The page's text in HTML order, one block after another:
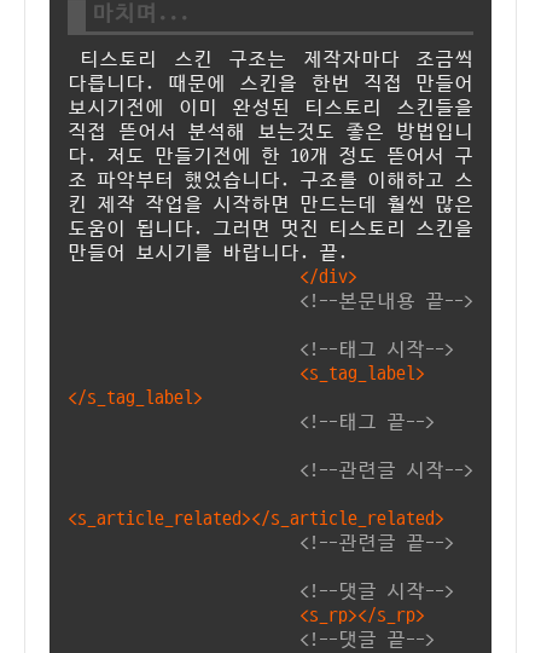
마치며...
티스토리 스킨 구조는 제작자마다 조금씩
다릅니다. 때문에 스킨을 한번 직접 만들어
보시기전에 이미 완성된 티스토리 스킨들을
직접 뜯어서 분석해 보는것도 좋은 방법입니
다. 저도 만들기전에 한 10개 정도 뜯어서 구
조 파악부터 했었습니다. 구조를 이해하고 스
킨 제작 작업을 시작하면 만드는데 훨씬 많은
도움이 됩니다. 그러면 멋진 티스토리 스킨을
만들어 보시기를 바랍니다. 끝.
</div>
<!--본문내용 끝-->
<!--태그 시작-->
<s_tag_label>
</s_tag_label>
<!--태그 끝-->
<!--관련글 시작-->
<s_article_related></s_article_related>
<!--관련글 끝-->
<!--댓글 시작-->
<s_rp></s_rp>
<!--댓글 끝-->